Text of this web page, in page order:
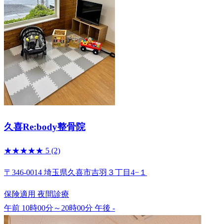
久喜Re:body整骨院
★★★★★ 5 (2)
〒346-0014 埼玉県久喜市吉羽３丁目4−１
保険適用 夜間診療
午前 10時00分～20時00分 午後 -